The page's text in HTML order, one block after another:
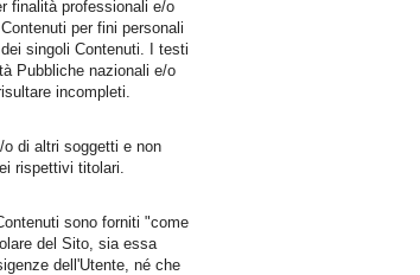
finalità professionali e/o
per fini personali
singoli Contenuti. I testi
Pubbliche nazionali e/o
incompleti.
di altri soggetti e non
rispettivi titolari.
sono forniti "come
del Sito, sia essa
dell'Utente, né che